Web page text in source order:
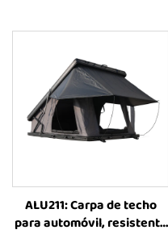
ALU211: Carpa de techo
para automóvil, resistente